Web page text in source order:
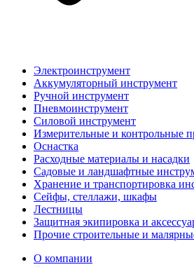
Электроинструмент
Аккумуляторный инструмент
Ручной инструмент
Пневмоинструмент
Силовой инструмент
Измерительные и контрольные
Оснастка
Расходные материалы и насадки
Садовые и ландшафтные
Хранение и транспортировка
Сейфы, стеллажи, шкафы
Лестницы
Защитная экипировка и
Прочие строительные и
О компании